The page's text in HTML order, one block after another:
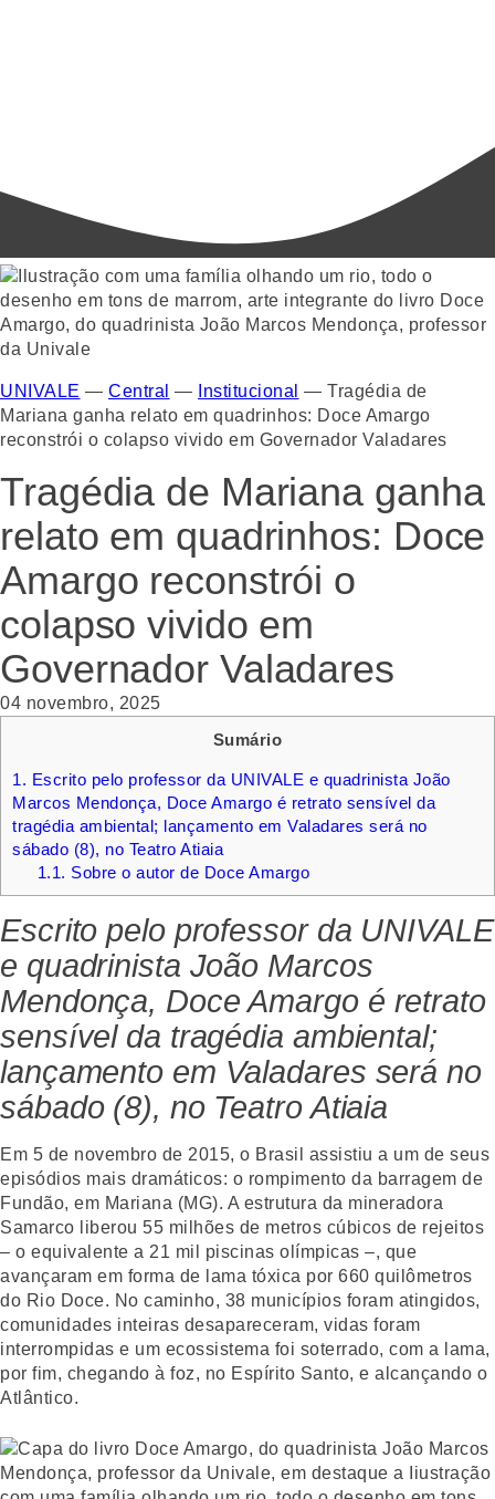
UNIVALE — Central — Institucional — Tragédia de
Mariana ganha relato em quadrinhos: Doce Amargo
reconstrói o colapso vivido em Governador Valadares
Tragédia de Mariana ganha
relato em quadrinhos: Doce
Amargo reconstrói o
colapso vivido em
Governador Valadares
04 novembro, 2025
Sumário
1. Escrito pelo professor da UNIVALE e quadrinista João
Marcos Mendonça, Doce Amargo é retrato sensível da
tragédia ambiental; lançamento em Valadares será no
sábado (8), no Teatro Atiaia
1.1. Sobre o autor de Doce Amargo
Escrito pelo professor da UNIVALE
e quadrinista João Marcos
Mendonça, Doce Amargo é retrato
sensível da tragédia ambiental;
lançamento em Valadares será no
sábado (8), no Teatro Atiaia
Em 5 de novembro de 2015, o Brasil assistiu a um de seus
episódios mais dramáticos: o rompimento da barragem de
Fundão, em Mariana (MG). A estrutura da mineradora
Samarco liberou 55 milhões de metros cúbicos de rejeitos
– o equivalente a 21 mil piscinas olímpicas –, que
avançaram em forma de lama tóxica por 660 quilômetros
do Rio Doce. No caminho, 38 municípios foram atingidos,
comunidades inteiras desapareceram, vidas foram
interrompidas e um ecossistema foi soterrado, com a lama,
por fim, chegando à foz, no Espírito Santo, e alcançando o
Atlântico.